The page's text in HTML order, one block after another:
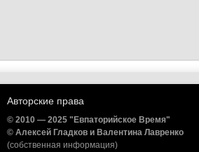
Авторские права
© 2010 — 2025 "Евпаторийское Время"
© Алексей Гладков и Валентина Лавренко
(собственная информация)